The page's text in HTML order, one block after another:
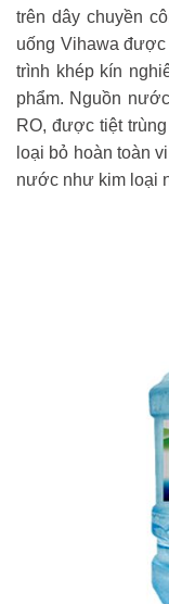
trên dây chuyền
uống Vihawa
trình khép kín
phẩm. Nguồn
RO, được tiệt
loại bỏ hoàn toàn
nước như kim loại